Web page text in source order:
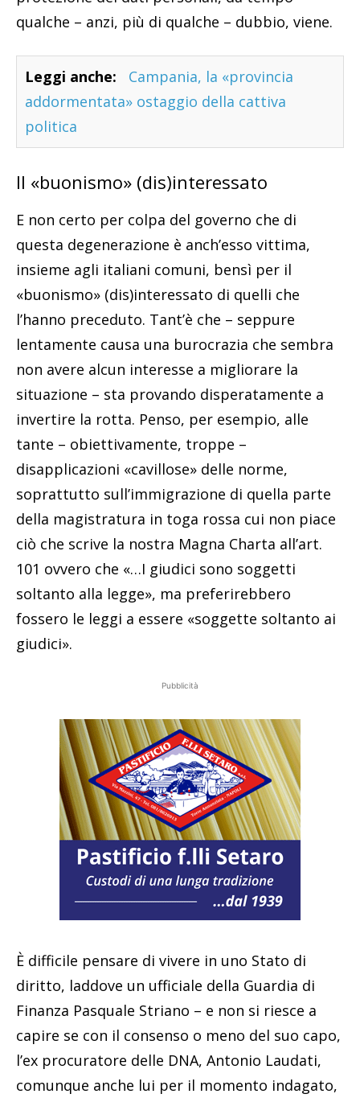
qualche – anzi, più di qualche – dubbio, viene.
Leggi anche:
Campania, la «provincia
addormentata» ostaggio della cattiva
politica
Il «buonismo» (dis)interessato
E non certo per colpa del governo che di
questa degenerazione è anch’esso vittima,
insieme agli italiani comuni, bensì per il
«buonismo» (dis)interessato di quelli che
l’hanno preceduto. Tant’è che – seppure
lentamente causa una burocrazia che sembra
non avere alcun interesse a migliorare la
situazione – sta provando disperatamente a
invertire la rotta. Penso, per esempio, alle
tante – obiettivamente, troppe –
disapplicazioni «cavillose» delle norme,
soprattutto sull’immigrazione di quella parte
della magistratura in toga rossa cui non piace
ciò che scrive la nostra Magna Charta all’art.
101 ovvero che «…I giudici sono soggetti
soltanto alla legge», ma preferirebbero
fossero le leggi a essere «soggette soltanto ai
giudici».
Pubblicità
È difficile pensare di vivere in uno Stato di
diritto, laddove un ufficiale della Guardia di
Finanza Pasquale Striano – e non si riesce a
capire se con il consenso o meno del suo capo,
l’ex procuratore delle DNA, Antonio Laudati,
comunque anche lui per il momento indagato,